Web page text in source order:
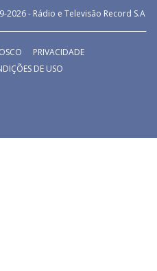
2026- Rádio e Televisão Record S.A
PRIVACIDADE
DE USO